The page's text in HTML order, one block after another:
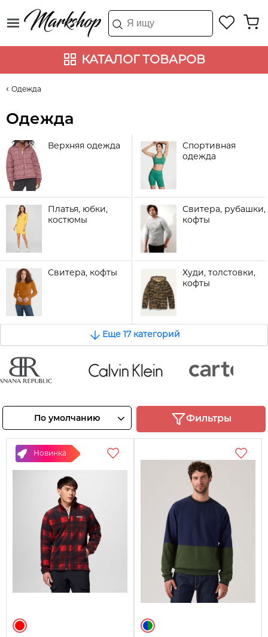
КАТАЛОГ ТОВАРОВ
Одежда
Одежда
Верхняя одежда
Спортивная
одежда
Платья, юбки,
костюмы
Свитера, рубашки,
кофты
Свитера, кофты
Худи, толстовки,
кофты
Еще 17 категорий
Смотреть
Смотреть
товары
По умолчанию Фильтры
Новинка